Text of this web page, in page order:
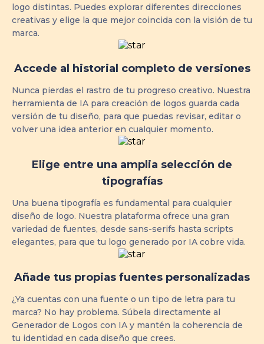
logo distintas. Puedes explorar diferentes direcciones
creativas y elige la que mejor coincida con la visión de tu
marca.
Accede al historial completo de versiones
Nunca pierdas el rastro de tu progreso creativo. Nuestra
herramienta de IA para creación de logos guarda cada
versión de tu diseño, para que puedas revisar, editar o
volver una idea anterior en cualquier momento.
Elige entre una amplia selección de
tipografías
Una buena tipografía es fundamental para cualquier
diseño de logo. Nuestra plataforma ofrece una gran
variedad de fuentes, desde sans-serifs hasta scripts
elegantes, para que tu logo generado por IA cobre vida.
Añade tus propias fuentes personalizadas
¿Ya cuentas con una fuente o un tipo de letra para tu
marca? No hay problema. Súbela directamente al
Generador de Logos con IA y mantén la coherencia de
tu identidad en cada diseño que crees.